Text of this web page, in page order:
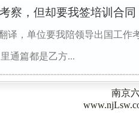
察，但却要我签培训合
译，单位要我陪领导出国工作
通篇都是乙方...
南京